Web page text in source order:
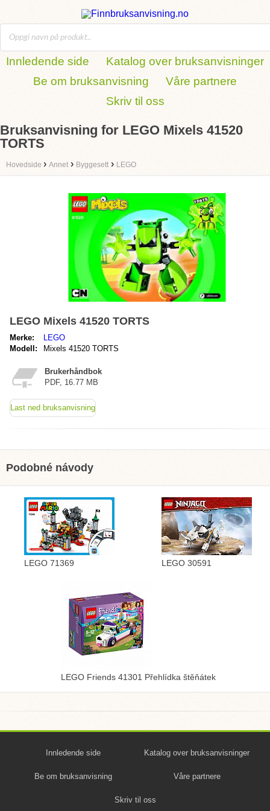
Innledende side
Katalog over bruksanvisninger
Be om bruksanvisning
Våre partnere
Skriv til oss
Bruksanvisning for LEGO Mixels 41520
TORTS
Hovedside › Annet › Byggesett › LEGO
LEGO Mixels 41520 TORTS
Merke:
LEGO
Modell:
Mixels 41520 TORTS
Brukerhåndbok
PDF, 16.77 MB
Last ned bruksanvisning
Podobné návody
LEGO 71369 LEGO 30591
LEGO Friends 41301 Přehlídka štěňátek
Innledende side Katalog over bruksanvisninger
Be om bruksanvisning Våre partnere
Skriv til oss